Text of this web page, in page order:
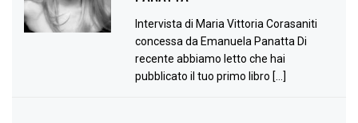
Intervista di Maria Vittoria Corasaniti
concessa da Emanuela Panatta Di
recente abbiamo letto che hai
pubblicato il tuo primo libro […]